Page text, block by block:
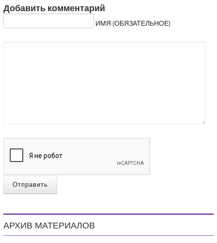
Добавить комментарий
ИМЯ (ОБЯЗАТЕЛЬНОЕ)
Отправить
АРХИВ МАТЕРИАЛОВ